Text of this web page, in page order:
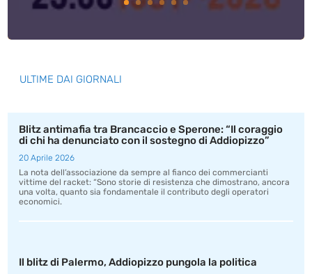
ULTIME DAI GIORNALI
Blitz antimafia tra Brancaccio e Sperone: “Il coraggio
di chi ha denunciato con il sostegno di Addiopizzo”
20 Aprile 2026
La nota dell’associazione da sempre al fianco dei commercianti
vittime del racket: “Sono storie di resistenza che dimostrano, ancora
una volta, quanto sia fondamentale il contributo degli operatori
economici.
Il blitz di Palermo, Addiopizzo pungola la politica